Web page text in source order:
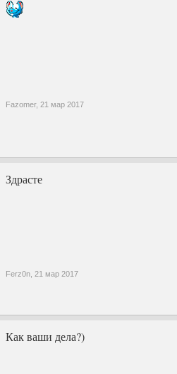
Fazomer, 21 мар 2017
Здрасте
Ferz0n, 21 мар 2017
Как ваши дела?)